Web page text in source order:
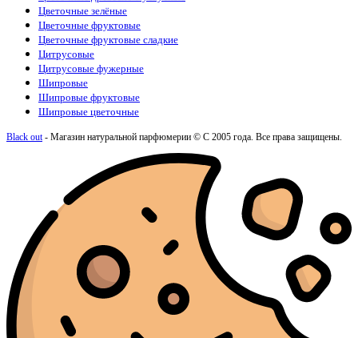
Цветочные зелёные
Цветочные фруктовые
Цветочные фруктовые сладкие
Цитрусовые
Цитрусовые фужерные
Шипровые
Шипровые фруктовые
Шипровые цветочные
Black out- Магазин натуральной парфюмерии © С 2005 года. Все права защищены.